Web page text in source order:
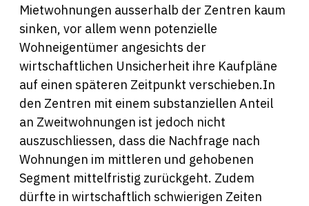
Mietwohnungen ausserhalb der Zentren kaum
sinken, vor allem wenn potenzielle
Wohneigentümer angesichts der
wirtschaftlichen Unsicherheit ihre Kaufpläne
auf einen späteren Zeitpunkt verschieben.In
den Zentren mit einem substanziellen Anteil
an Zweitwohnungen ist jedoch nicht
auszuschliessen, dass die Nachfrage nach
Wohnungen im mittleren und gehobenen
Segment mittelfristig zurückgeht. Zudem
dürfte in wirtschaftlich schwierigen Zeiten